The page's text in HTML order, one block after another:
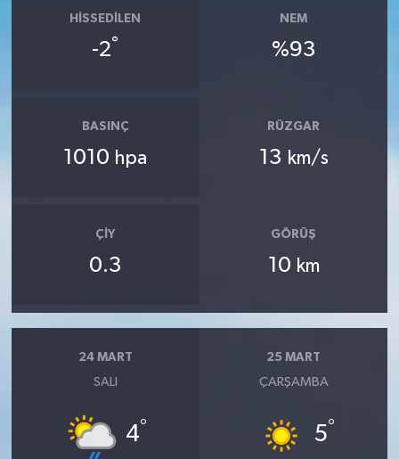
HISSEDILEN
-2°
NEM
%93
BASINÇ
1010 hpa
RÜZGAR
13 km/s
ÇIY
0.3
GÖRÜŞ
10 km
24 MART
SALI
4°
25 MART
ÇARŞAMBA
5°